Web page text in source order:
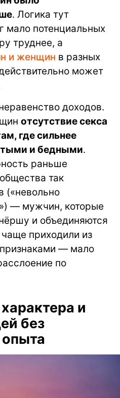
. Логика тут
мало потенциальных
труднее, а
и женщин в разных
может
доходов.
отсутствие секса
где сильнее
и бедными.
раньше
так
(«невольно
— мужчин, которые
и объединяются
приходили из
— мало
по
и
без
опыта